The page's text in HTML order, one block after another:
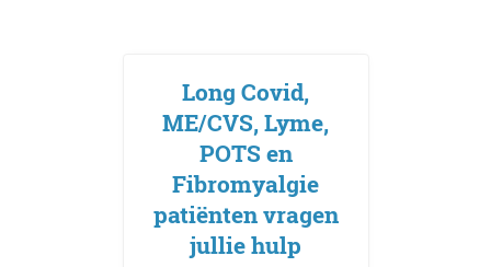
Long Covid,
ME/CVS, Lyme,
POTS en
Fibromyalgie
patiënten vragen
jullie hulp